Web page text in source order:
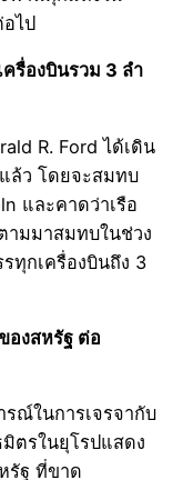
ไป
ครื่องบินรวม 3 ลำ
R. Ford ได้เดิน
ล้ว โดยจะสมทบ
และคาดว่าเรือ
ามมาสมทบในช่วง
ทุกเครื่องบินถึง 3
องสหรัฐ ต่อ
ณ์ในการเจรจากับ
ตรในยุโรปแสดง
รัฐ ที่ขาด